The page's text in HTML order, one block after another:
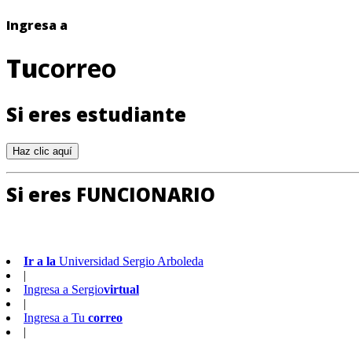
Ingresa a
Tucorreo
Si eres estudiante
Si eres FUNCIONARIO
Ir a la Universidad Sergio Arboleda
|
Ingresa a Sergiovirtual
|
Ingresa a Tu correo
|